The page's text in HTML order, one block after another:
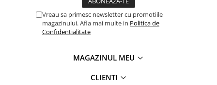
Vreau sa primesc newsletter cu promotiile
magazinului. Afla mai multe in Politica de
Confidentialitate
MAGAZINUL MEU
CLIENTI